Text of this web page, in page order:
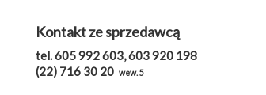
Kontakt ze sprzedawcą
tel. 605 992 603, 603 920 198
(22) 716 30 20 wew. 5